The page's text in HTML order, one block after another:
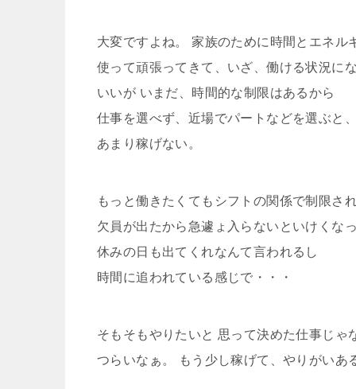
大変ですよね。 家族のために時間とエネル
使って頑張ってきて、いざ、働ける状況に
いいが いまだ、時間的な制限はあるから
仕事を選べず、近場でパートなどを選ぶと、
あまり稼げない。
もっと働きたくてもシフトの関係で制限され
欠員が出たから急遽ょ入らないといけくなっ
休みの日も出てくれなんて言われるし
時間に追われている感じで・・・
そもそもやりたいと 思って決めた仕事じゃ
つらいなぁ。 もう少し稼げて、やりがいあ